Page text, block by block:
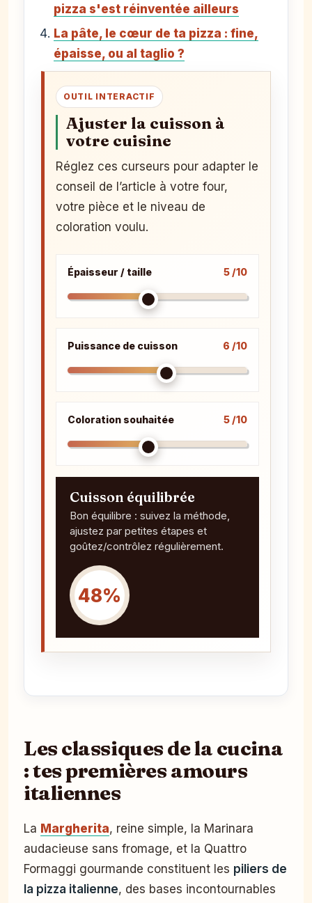
pizza s'est réinventée ailleurs
La pâte, le cœur de ta pizza : fine,
épaisse, ou al taglio ?
OUTIL INTERACTIF
Ajuster la cuisson à
votre cuisine
Réglez ces curseurs pour adapter le
conseil de l’article à votre four,
votre pièce et le niveau de
coloration voulu.
Épaisseur / taille 5 /10
Puissance de cuisson 6 /10
Coloration souhaitée 5 /10
Cuisson équilibrée
Bon équilibre : suivez la méthode,
ajustez par petites étapes et
goûtez/contrôlez régulièrement.
48%
Les classiques de la cucina
: tes premières amours
italiennes
La Margherita, reine simple, la Marinara
audacieuse sans fromage, et la Quattro
Formaggi gourmande constituent les piliers de
la pizza italienne, des bases incontournables